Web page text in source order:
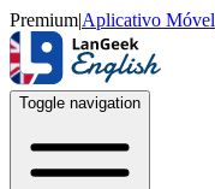
Premium|Aplicativo Móvel
Toggle navigation